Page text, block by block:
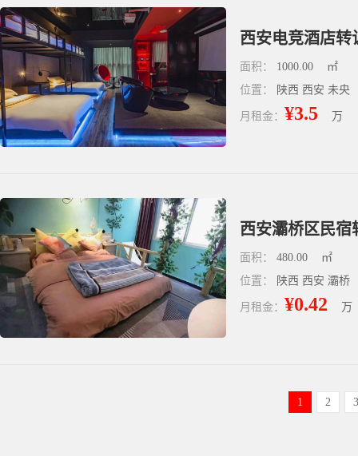
西安电竞酒店转
面积： 1000.00
㎡
位置：
陕西 西安 未央
月租金： ¥3.5 万
西安灞桥区民宿
面积： 480.00
㎡
位置：
陕西 西安 灞桥
月租金： ¥0.42 万
1 2 3